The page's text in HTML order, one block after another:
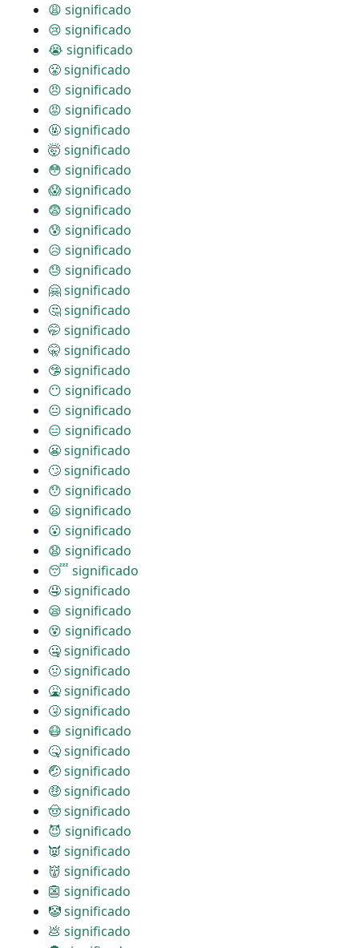
😩 significado
😢 significado
😭 significado
😤 significado
😠 significado
😡 significado
🤬 significado
🤯 significado
😳 significado
😱 significado
😨 significado
😰 significado
😥 significado
😓 significado
🤗 significado
🤔 significado
🤭 significado
🤫 significado
🤥 significado
😶 significado
😐 significado
😑 significado
😬 significado
🙄 significado
😯 significado
😦 significado
😮 significado
😧 significado
😴 significado
🤤 significado
😪 significado
😵 significado
🤐 significado
🤢 significado
🤮 significado
🤧 significado
😷 significado
🤒 significado
🤕 significado
🤑 significado
🤠 significado
😈 significado
👿 significado
👹 significado
👺 significado
🤡 significado
💩 significado